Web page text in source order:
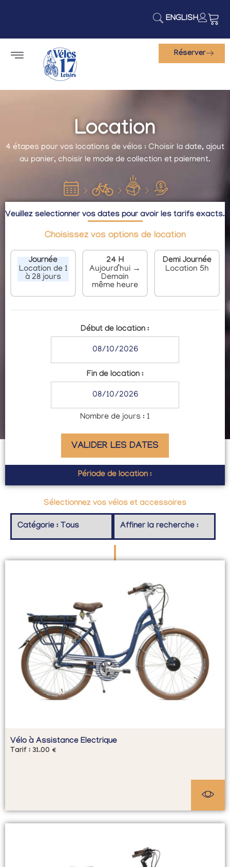
ENGLISH
Réserver
Location
4 étapes pour vos locations de vélos : Choisir la date, ajout
au panier, choisir le mode de collection et paiement.
Veuillez selectionner vos dates pour avoir les tarifs exacts.
Choisissez vos options de location
Journée
Location de 1
à 28 jours
24 H
Aujourd’hui →
Demain
même heure
Demi Journée
Location 5h
Début de location :
Fin de location :
Nombre de jours : 1
VALIDER LES DATES
Période de location :
Sélectionnez vos vélos et accessoires
Vélo à Assistance Electrique
Tarif : 31.00 €